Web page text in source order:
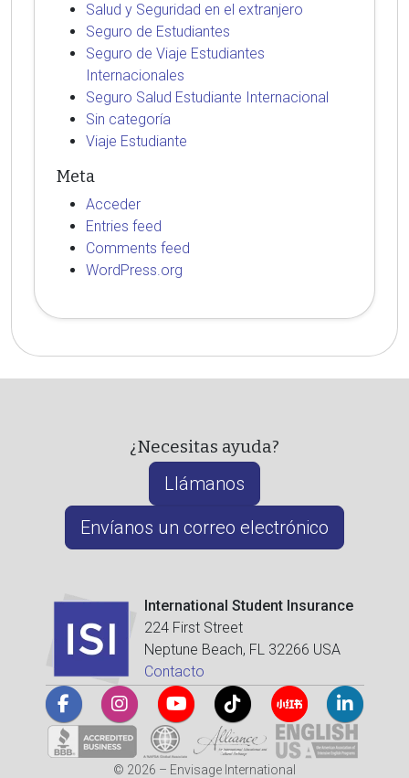
Salud y Seguridad en el extranjero
Seguro de Estudiantes
Seguro de Viaje Estudiantes
Internacionales
Seguro Salud Estudiante Internacional
Sin categoría
Viaje Estudiante
Meta
Acceder
Entries feed
Comments feed
WordPress.org
¿Necesitas ayuda?
Llámanos
Envíanos un correo electrónico
International Student Insurance
224 First Street
Neptune Beach, FL 32266 USA
Contacto
© 2026 – Envisage International